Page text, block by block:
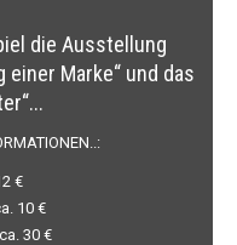
die Ausstellung
einer Marke“ und das
€
10 €
30 €